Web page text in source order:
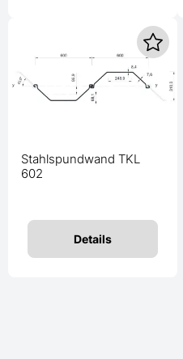
Stahlspundwand TKL
602
Details